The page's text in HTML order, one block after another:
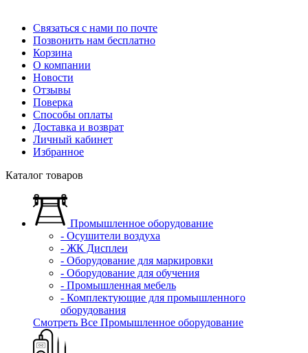
Связаться с нами по почте
Позвонить нам бесплатно
Корзина
О компании
Новости
Отзывы
Поверка
Способы оплаты
Доставка и возврат
Личный кабинет
Избранное
Каталог товаров
Промышленное оборудование
- Осушители воздуха
- ЖК Дисплеи
- Оборудование для маркировки
- Оборудование для обучения
- Промышленная мебель
- Комплектующие для промышленного
оборудования
Смотреть Все Промышленное оборудование